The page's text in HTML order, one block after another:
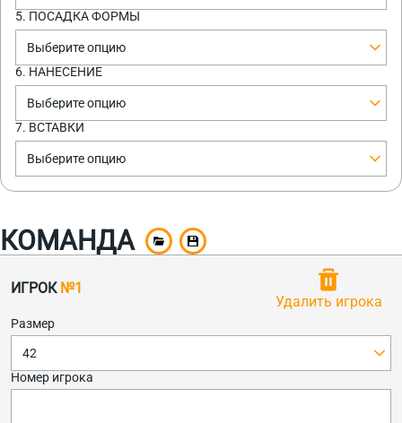
5. ПОСАДКА ФОРМЫ
Выберите опцию
6. НАНЕСЕНИЕ
Выберите опцию
7. ВСТАВКИ
Выберите опцию
КОМАНДА
ИГРОК №1
Удалить игрока
Размер
42
Номер игрока